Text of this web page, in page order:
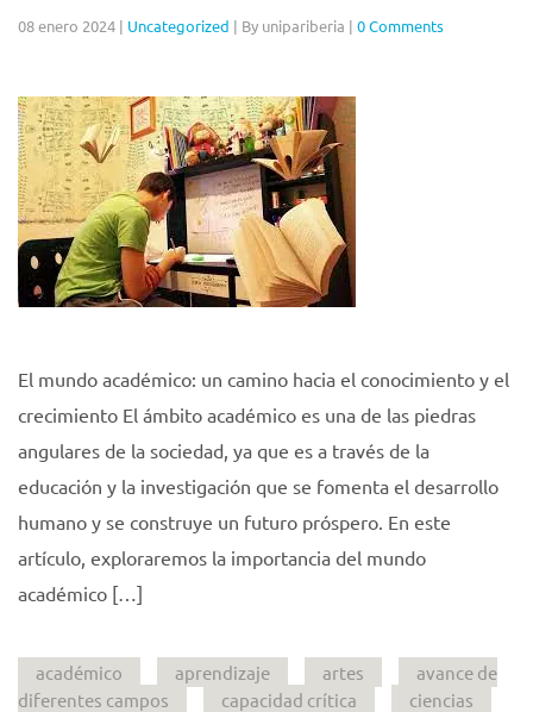
08 enero 2024 | Uncategorized | By unipariberia | 0 Comments
El mundo académico: un camino hacia el conocimiento y el
crecimiento El ámbito académico es una de las piedras
angulares de la sociedad, ya que es a través de la
educación y la investigación que se fomenta el desarrollo
humano y se construye un futuro próspero. En este
artículo, exploraremos la importancia del mundo
académico […]
académico aprendizaje artes
avance de
diferentes campos
capacidad crítica
ciencias